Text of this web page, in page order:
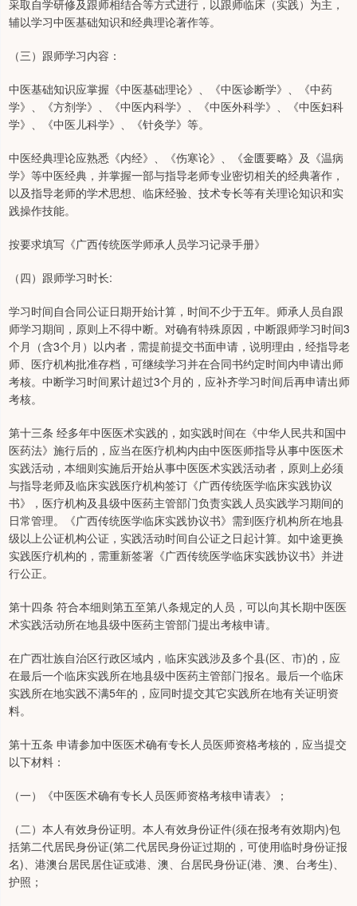
采取自学研修及跟师相结合等方式进行，以跟师临床（实践）为主，
辅以学习中医基础知识和经典理论著作等。
（三）跟师学习内容：
中医基础知识应掌握《中医基础理论》、《中医诊断学》、《中药
学》、《方剂学》、《中医内科学》、《中医外科学》、《中医妇科
学》、《中医儿科学》、《针灸学》等。
中医经典理论应熟悉《内经》、《伤寒论》、《金匮要略》及《温病
学》等中医经典，并掌握一部与指导老师专业密切相关的经典著作，
以及指导老师的学术思想、临床经验、技术专长等有关理论知识和实
践操作技能。
按要求填写《广西传统医学师承人员学习记录手册》
（四）跟师学习时长:
学习时间自合同公证日期开始计算，时间不少于五年。师承人员自跟
师学习期间，原则上不得中断。对确有特殊原因，中断跟师学习时间3
个月（含3个月）以内者，需提前提交书面申请，说明理由，经指导老
师、医疗机构批准存档，可继续学习并在合同书约定时间内申请出师
考核。中断学习时间累计超过3个月的，应补齐学习时间后再申请出师
考核。
第十三条 经多年中医医术实践的，如实践时间在《中华人民共和国中
医药法》施行后的，应当在医疗机构内由中医医师指导从事中医医术
实践活动，本细则实施后开始从事中医医术实践活动者，原则上必须
与指导老师及临床实践医疗机构签订《广西传统医学临床实践协议
书》，医疗机构及县级中医药主管部门负责实践人员实践学习期间的
日常管理。《广西传统医学临床实践协议书》需到医疗机构所在地县
级以上公证机构公证，实践活动时间自公证之日起计算。如中途更换
实践医疗机构的，需重新签署《广西传统医学临床实践协议书》并进
行公正。
第十四条 符合本细则第五至第八条规定的人员，可以向其长期中医医
术实践活动所在地县级中医药主管部门提出考核申请。
在广西壮族自治区行政区域内，临床实践涉及多个县(区、市)的，应
在最后一个临床实践所在地县级中医药主管部门报名。最后一个临床
实践所在地实践不满5年的，应同时提交其它实践所在地有关证明资
料。
第十五条 申请参加中医医术确有专长人员医师资格考核的，应当提交
以下材料：
（一）《中医医术确有专长人员医师资格考核申请表》；
（二）本人有效身份证明。本人有效身份证件(须在报考有效期内)包
括第二代居民身份证(第二代居民身份证过期的，可使用临时身份证报
名)、港澳台居民居住证或港、澳、台居民身份证(港、澳、台考生)、
护照；